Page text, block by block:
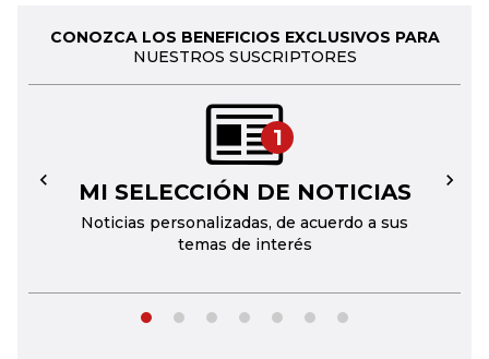
CONOZCA LOS BENEFICIOS EXCLUSIVOS PARA
NUESTROS SUSCRIPTORES
1
MI SELECCIÓN DE NOTICIAS
Noticias personalizadas, de acuerdo a sus
temas de interés
← →